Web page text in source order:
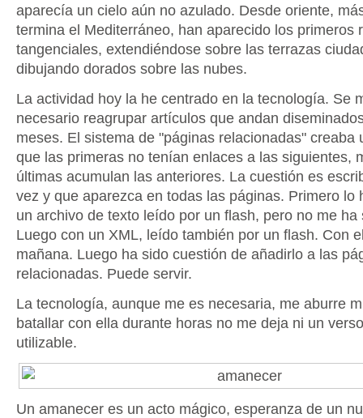
aparecía un cielo aún no azulado. Desde oriente,
termina el Mediterráneo, han aparecido los primeros
tangenciales, extendiéndose sobre las terrazas
dibujando dorados sobre las nubes.
La actividad hoy la he centrado en la tecnología. Se
necesario reagrupar artículos que andan
meses. El sistema de "páginas relacionadas" creaba
que las primeras no tenían enlaces a las siguientes,
últimas acumulan las anteriores. La cuestión es
vez y que aparezca en todas las páginas. Primero lo
un archivo de texto leído por un flash, pero no me ha
Luego con un XML, leído también por un flash. Con
mañana. Luego ha sido cuestión de añadirlo a las
relacionadas. Puede servir.
La tecnología, aunque me es necesaria, me aburre
batallar con ella durante horas no me deja ni un
utilizable.
Un amanecer es un acto mágico, esperanza de un